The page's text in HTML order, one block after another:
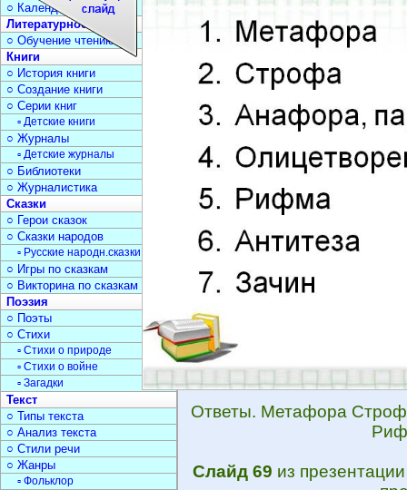
Ответы. Метафора
Слайд 69 из
○ Календарь дат
Литературное чтение
○ Обучение чтению
Книги
○ История книги
○ Создание книги
○ Серии книг
▫ Детские книги
○ Журналы
▫ Детские журналы
○ Библиотеки
○ Журналистика
Сказки
○ Герои сказок
○ Сказки народов
▫ Русские народн.сказки
○ Игры по сказкам
○ Викторина по сказкам
Поэзия
○ Поэты
○ Стихи
▫ Стихи о природе
▫ Стихи о войне
▫ Загадки
Текст
○ Типы текста
○ Анализ текста
○ Стили речи
○ Жанры
▫ Фольклор